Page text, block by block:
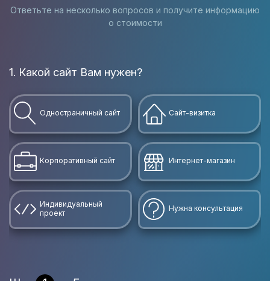
Ответьте на несколько вопросов и получите информацию
о стоимости
1. Какой сайт Вам нужен?
Одностраничный сайт Сайт-визитка
Корпоративный сайт Интернет-магазин
Индивидуальный
проект
Нужна консультация